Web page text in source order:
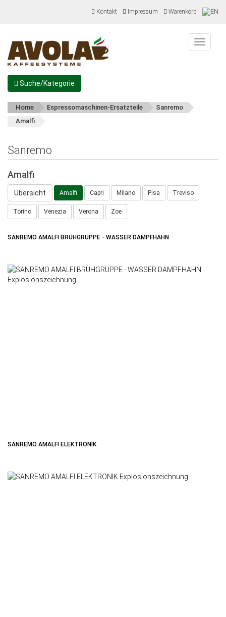
Kontakt Impressum Warenkorb
Menu
Suche/Kategorie
Home Espressomaschinen-Ersatzteile
Sanremo
Amalfi
Sanremo
Amalfi
Übersicht Amalfi Capri Milano Pisa Treviso
Torino Venezia Verona Zoe
SANREMO AMALFI BRÜHGRUPPE - WASSER DAMPFHAHN
SANREMO AMALFI ELEKTRONIK